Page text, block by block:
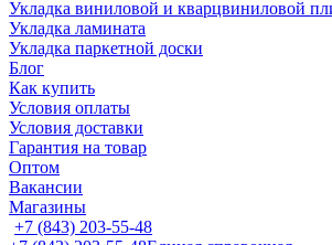
Укладка виниловой и кварцвиниловой
Укладка ламината
Укладка паркетной доски
Блог
Как купить
Условия оплаты
Условия доставки
Гарантия на товар
Оптом
Вакансии
Магазины
+7 (843) 203-55-48